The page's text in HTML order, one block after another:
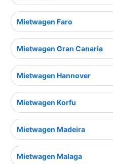
Mietwagen Faro
Mietwagen Gran Canaria
Mietwagen Hannover
Mietwagen Korfu
Mietwagen Madeira
Mietwagen Malaga